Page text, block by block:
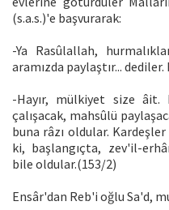
(s.a.s.)'e başvurarak:
-Ya Rasûlallah,
aramızda paylaştır...
-Hayır, mülkiyet size âit.
çalışacak, mahsûlü
buna râzı oldular.
ki, başlangıçta, zev'il-
bile oldular.(153/2)
Ensâr'dan Reb'i oğlu Sa'd,